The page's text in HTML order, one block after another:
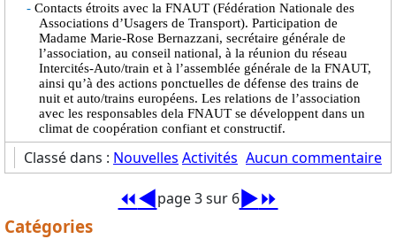
- Contacts étroits avec la FNAUT (Fédération Nationale des
Associations d’Usagers de Transport). Participation de
Madame Marie-Rose Bernazzani, secrétaire générale de
l’association, au conseil national, à la réunion du réseau
Intercités-Auto/train et à l’assemblée générale de la FNAUT,
ainsi qu’à des actions ponctuelles de défense des trains de
nuit et auto/trains européens. Les relations de l’association
avec les responsables dela FNAUT se développent dans un
climat de coopération confiant et constructif.
Classé dans : Nouvelles Activités Aucun commentaire
⏪◀️page 3 sur 6▶️⏩
Catégories